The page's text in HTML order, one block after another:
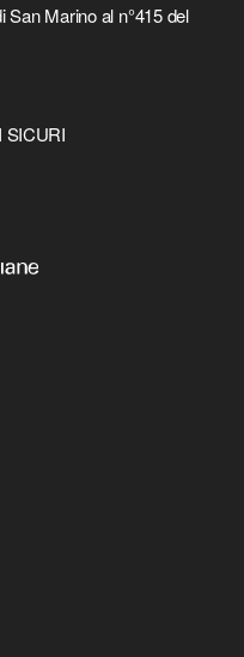
Marino al n°415 del
SICURI